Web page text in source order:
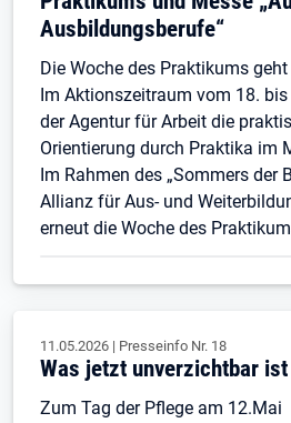
Ausbildungsberufe“
Die Woche des Praktikums
Im Aktionszeitraum vom 18.
der Agentur für Arbeit die
Orientierung durch Praktika im
Im Rahmen des „Sommers der
Allianz für Aus- und
erneut die Woche des
11.05.2026 | Presseinfo Nr. 18
Was jetzt unverzichtbar ist
Zum Tag der Pflege am 12.Mai